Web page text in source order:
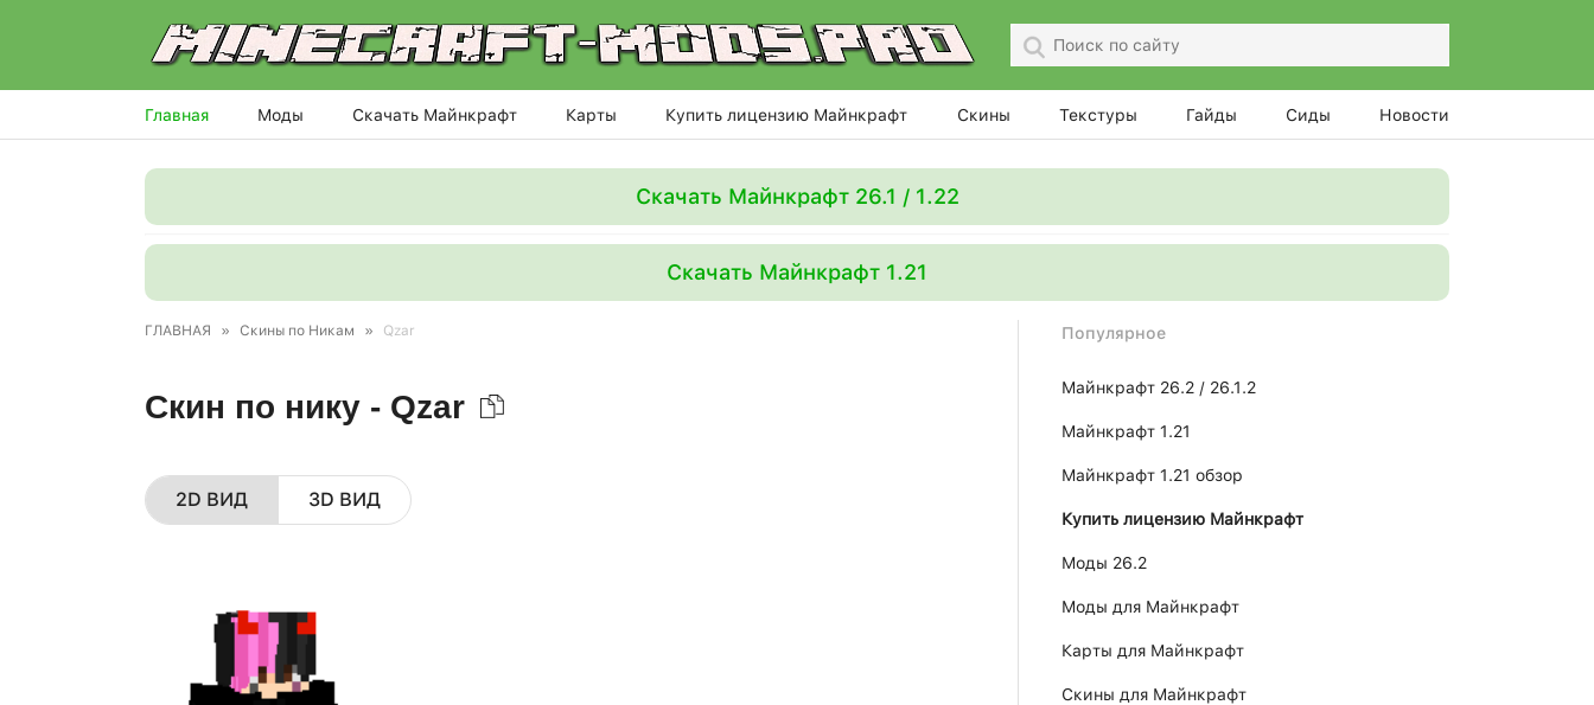
Главная Моды Скачать Майнкрафт Карты Купить лицензию Майнкрафт Скины Текстуры Гайды Сиды Новости
Скачать Майнкрафт 26.1 / 1.22
Скачать Майнкрафт 1.21
ГЛАВНАЯ » Скины по Никам » Qzar
Скин по нику - Qzar
2D ВИД 3D ВИД
Популярное
Майнкрафт 26.2 / 26.1.2
Майнкрафт 1.21
Майнкрафт 1.21 обзор
Купить лицензию Майнкрафт
Моды 26.2
Моды для Майнкрафт
Карты для Майнкрафт
Скины для Майнкрафт